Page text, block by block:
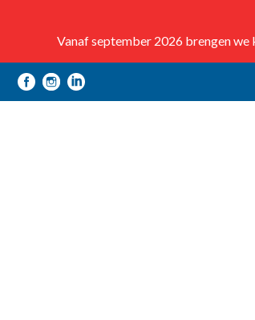
Vanaf september 2026 brengen we